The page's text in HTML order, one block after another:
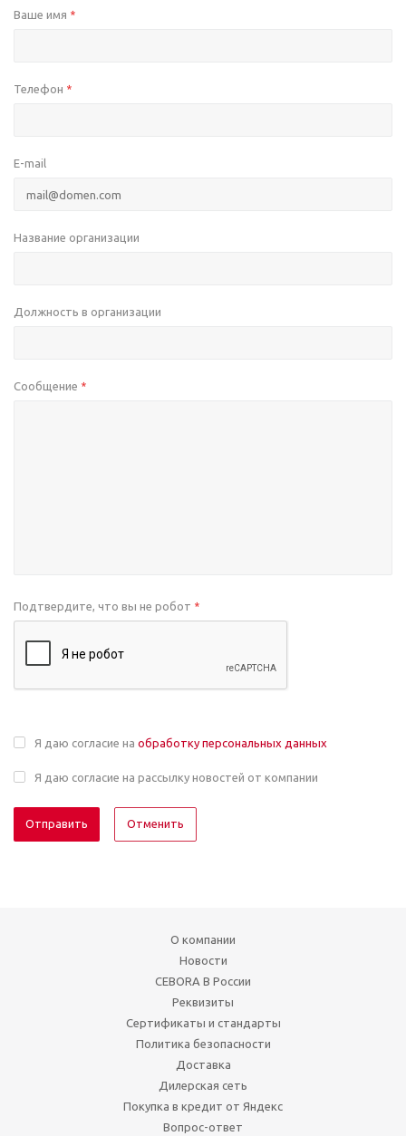
Ваше имя *
Телефон *
E-mail
Название организации
Должность в организации
Сообщение *
Подтвердите, что вы не робот *
Я даю согласие на обработку персональных данных
Я даю согласие на рассылку новостей от компании
Отменить
О компании
Новости
CEBORA В России
Реквизиты
Сертификаты и стандарты
Политика безопасности
Доставка
Дилерская сеть
Покупка в кредит от Яндекс
Вопрос-ответ